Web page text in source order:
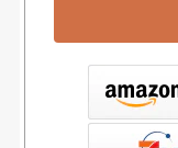
書店ウェブストア